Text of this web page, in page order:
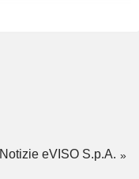
Notizie eVISO S.p.A.